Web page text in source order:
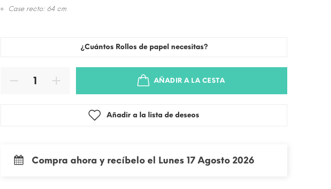
Case recto: 64 cm
¿Cuántos Rollos de papel necesitas?
AÑADIR A LA CESTA
Añadir a la lista de deseos
Compra ahora y recíbelo el Lunes 17 Agosto 2026